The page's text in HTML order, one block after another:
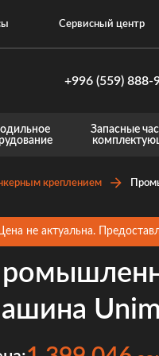
Сервисный центр
+996 (559) 888-
+996 (559)
Запасные
креплением
не актуальна.